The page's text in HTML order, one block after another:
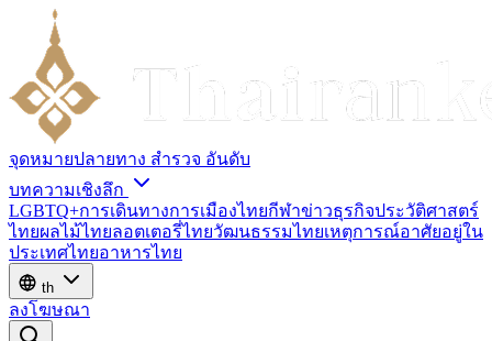
จุดหมายปลายทาง สำรวจ อันดับ
บทความเชิงลึก
LGBTQ+การเดินทางการเมืองไทยกีฬาข่าวธุรกิจประวัติศาสตร์
ไทยผลไม้ไทยลอตเตอรี่ไทยวัฒนธรรมไทยเหตุการณ์อาศัยอยู่ใน
ประเทศไทยอาหารไทย
th
ลงโฆษณา